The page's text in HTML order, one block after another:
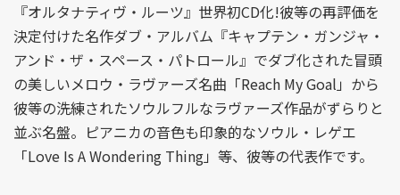
『オルタナティヴ・ルーツ』世界初CD化!彼等の再評価を
決定付けた名作ダブ・アルバム『キャプテン・ガンジャ・
アンド・ザ・スペース・パトロール』でダブ化された冒頭
の美しいメロウ・ラヴァーズ名曲「Reach My Goal」から
彼等の洗練されたソウルフルなラヴァーズ作品がずらりと
並ぶ名盤。ピアニカの音色も印象的なソウル・レゲエ
「Love Is A Wondering Thing」等、彼等の代表作です。